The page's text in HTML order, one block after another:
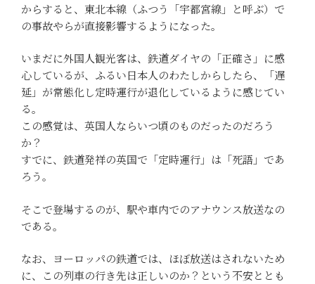
からすると、東北本線（ふつう「宇都宮線」と呼ぶ）で
の事故やらが直接影響するようになった。
いまだに外国人観光客は、鉄道ダイヤの「正確さ」に感
心しているが、ふるい日本人のわたしからしたら、「遅
延」が常態化し定時運行が退化しているように感じてい
る。
この感覚は、英国人ならいつ頃のものだったのだろう
か？
すでに、鉄道発祥の英国で「定時運行」は「死語」であ
ろう。
そこで登場するのが、駅や車内でのアナウンス放送なの
である。
なお、ヨーロッパの鉄道では、ほぼ放送はされないため
に、この列車の行き先は正しいのか？という不安ととも